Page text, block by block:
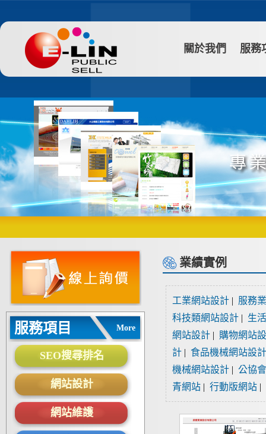
關於我們 服務
服務項目 More
SEO搜尋排名
網站設計
網站維護
業績實例
工業網站設計 | 服務
科技類網站設計 | 生
網站設計 | 購物網站
計 | 食品機械網站設計
機械網站設計 | 公協
青網站 | 行動版網站 |